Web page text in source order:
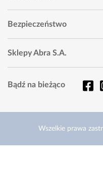
Bezpieczeństwo
Sklepy Abra S.A.
Bądź na bieżąco
Wszelkie prawa